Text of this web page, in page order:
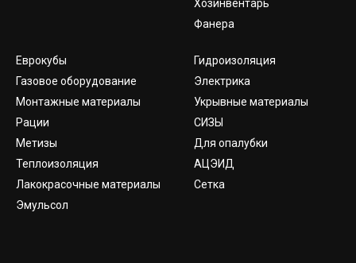
Хозинвентарь
Фанера
Еврокубы
Газовое оборудование
Монтажные материалы
Рации
Метизы
Теплоизоляция
Лакокрасочные материалы
Эмульсол
Гидроизоляция
Электрика
Укрывные материалы
СИЗЫ
Для опалубки
АЦЭИД
Сетка